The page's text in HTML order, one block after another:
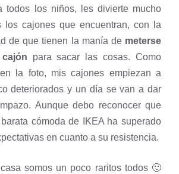
todos los niños, les divierte mucho
los cajones que encuentran, con la
de que tienen la manía de meterse
para sacar las cosas. Como
la foto, mis cajones empiezan a
deteriorados y un día se van a dar
Aunque debo reconocer que
cómoda de IKEA ha superado
en cuanto a su resistencia.
somos un poco raritos todos 🙂